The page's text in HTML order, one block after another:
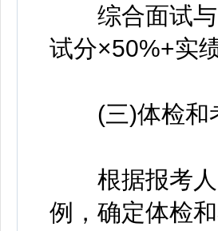
综合面试与
试分×50%+实
(三)体检和
根据报考人
例，确定体检